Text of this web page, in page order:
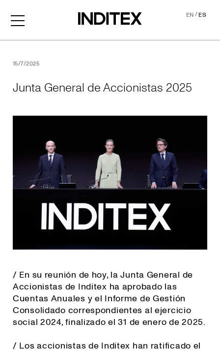
EN/ES
15/7/2025
Junta General de Accionistas 2025
/ En su reunión de hoy, la Junta General de
Accionistas de Inditex ha aprobado las
Cuentas Anuales y el Informe de Gestión
Consolidado correspondientes al ejercicio
social 2024, finalizado el 31 de enero de 2025.
/ Los accionistas de Inditex han ratificado el